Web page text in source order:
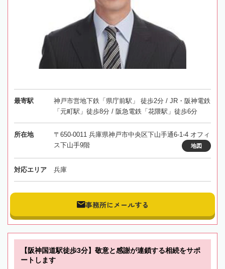
最寄駅
神戸市営地下鉄「県庁前駅」 徒歩2分 / JR・阪神電鉄
「元町駅」徒歩8分 / 阪急電鉄「花隈駅」徒歩6分
所在地
〒650-0011 兵庫県神戸市中央区下山手通6-1-4 オフィ
ス下山手9階
地図
対応エリア 兵庫
事務所にメールする
【阪神国道駅徒歩3分】敬意と感謝が連鎖する相続をサポ
ートします